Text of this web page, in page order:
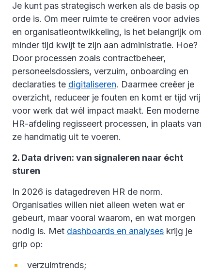
Je kunt pas strategisch werken als de basis op
orde is. Om meer ruimte te creëren voor advies
en organisatieontwikkeling, is het belangrijk om
minder tijd kwijt te zijn aan administratie. Hoe?
Door processen zoals contractbeheer,
personeelsdossiers, verzuim, onboarding en
declaraties te digitaliseren. Daarmee creëer je
overzicht, reduceer je fouten en komt er tijd vrij
voor werk dat wél impact maakt. Een moderne
HR-afdeling regisseert processen, in plaats van
ze handmatig uit te voeren.
2. Data driven: van signaleren naar écht
sturen
In 2026 is datagedreven HR de norm.
Organisaties willen niet alleen weten wat er
gebeurt, maar vooral waarom, en wat morgen
nodig is. Met dashboards en analyses krijg je
grip op:
verzuimtrends;